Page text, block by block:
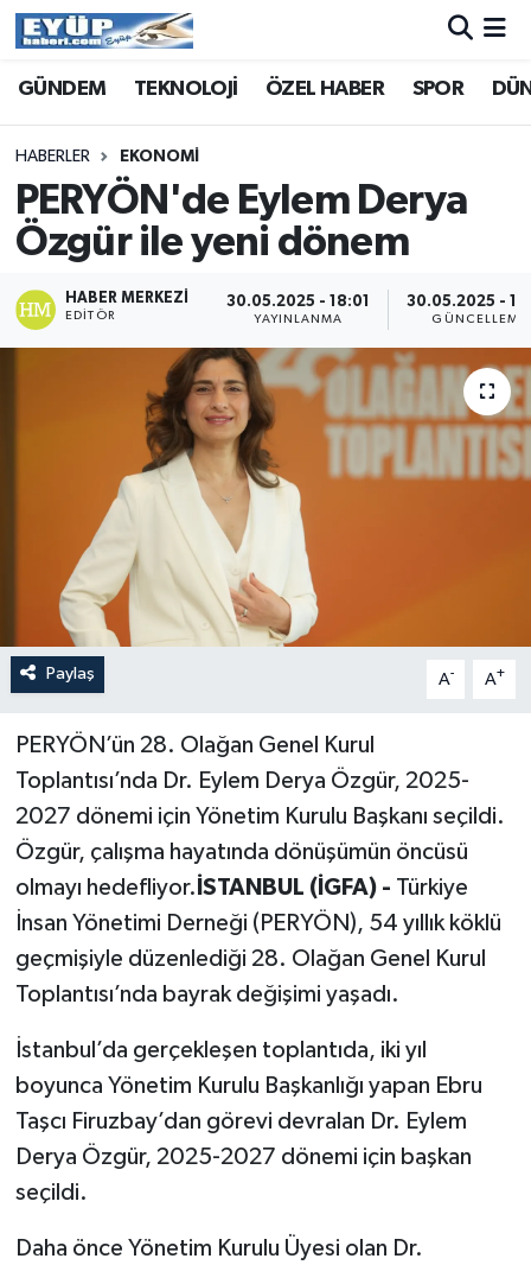
GÜNDEM TEKNOLOJİ ÖZEL HABER SPOR
HABERLER EKONOMİ
PERYÖN'de Eylem Derya
Özgür ile yeni dönem
HABER MERKEZI
EDITÖR
30.05.2025 - 18:01
YAYINLANMA
30.05.2025 -
GÜNCELLEME
Paylaş A- A+
PERYÖN’ün 28. Olağan Genel Kurul
Toplantısı’nda Dr. Eylem Derya Özgür, 2025-
2027 dönemi için Yönetim Kurulu Başkanı seçildi.
Özgür, çalışma hayatında dönüşümün öncüsü
olmayı hedefliyor. İSTANBUL (İGFA) - Türkiye
İnsan Yönetimi Derneği (PERYÖN), 54 yıllık köklü
geçmişiyle düzenlediği 28. Olağan Genel Kurul
Toplantısı’nda bayrak değişimi yaşadı.
İstanbul’da gerçekleşen toplantıda, iki yıl
boyunca Yönetim Kurulu Başkanlığı yapan Ebru
Taşcı Firuzbay’dan görevi devralan Dr. Eylem
Derya Özgür, 2025-2027 dönemi için başkan
seçildi.
Daha önce Yönetim Kurulu Üyesi olan Dr.